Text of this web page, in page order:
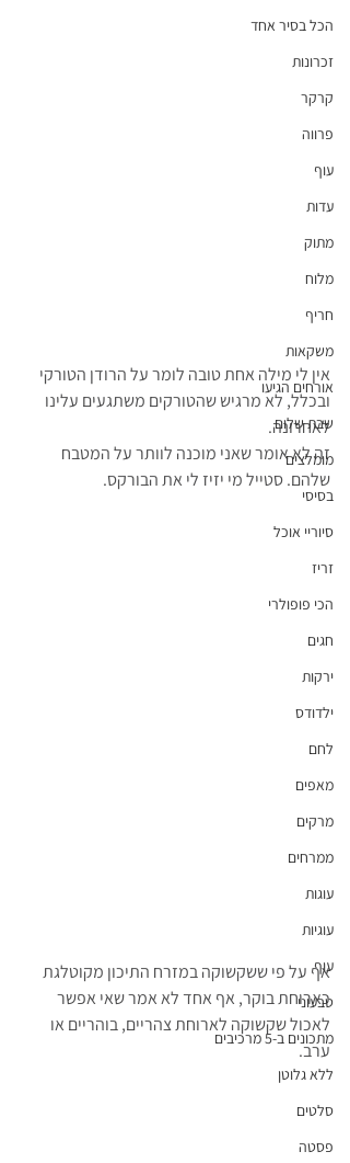
הכל בסיר אחד
זכרונות
קרקר
פרווה
עוף
עדות
מתוק
מלוח
חריף
משקאות
אורחים הגיעו
שבת שלום
מומלצים
בסיסי
סיוריי אוכל
זריז
הכי פופולרי
חגים
ירקות
ילדודס
לחם
מאפים
מרקים
ממרחים
עוגות
עוגיות
עוף
טבעוני
מתכונים ב-5 מרכיבים
ללא גלוטן
סלטים
פסטה
אין לי מילה אחת טובה לומר על הרודן הטורקי
ובכלל, לא מרגיש שהטורקים משתגעים עלינו
לאחרונה.
זה לא אומר שאני מוכנה לוותר על המטבח
שלהם. סטייל מי יזיז לי את הבורקס.
אף על פי ששקשוקה במזרח התיכון מקוטלגת
כארוחת בוקר, אף אחד לא אמר שאי אפשר
לאכול שקשוקה לארוחת צהריים, בוהריים או
ערב.